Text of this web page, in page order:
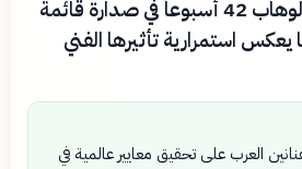
المصرية شيرين عبدالوهاب 42 أسبوعاً في صدارة قائمة
يعكس استمرارية تأثيرها الفني
العرب على تحقيق معايير عالمية في